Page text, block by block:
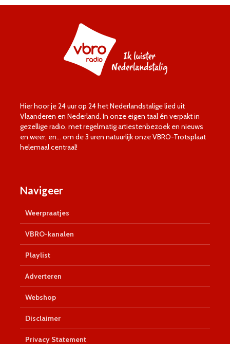
Hier hoor je 24 uur op 24 het Nederlandstalige lied uit
Vlaanderen en Nederland. In onze eigen taal én verpakt in
gezellige radio, met regelmatig artiestenbezoek en nieuws
en weer, en… om de 3 uren natuurlijk onze VBRO-Trotsplaat
helemaal centraal!
Navigeer
Weerpraatjes
VBRO-kanalen
Playlist
Adverteren
Webshop
Disclaimer
Privacy Statement